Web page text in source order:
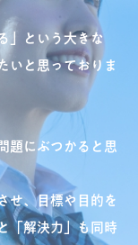
」という大きな
いと思っておりま
題にぶつかると思
せ、目標や目的を
「解決力」も同時